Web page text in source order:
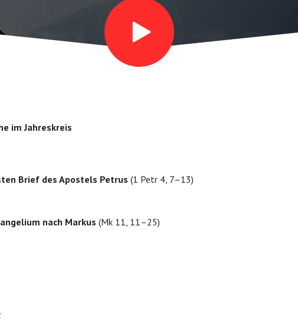
im Jahreskreis
Brief des Apostels Petrus (1 Petr 4, 7–13)
nach Markus (Mk 11, 11–25)